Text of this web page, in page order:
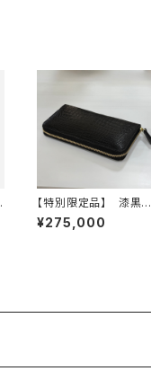
【特別限定品】 漆黒の
クロコダイル×黄金のパ
イソン ラウンドファス
¥275,000